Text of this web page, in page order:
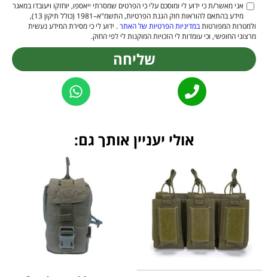
אני מאשר/ת כי ידוע לי ומוסכם עלי כי הפרטים שמסרתי ייאספו, יוחזקו ויעובדו במאגר
מידע בהתאם להוראות חוק הגנת הפרטיות, התשמ"א–1981 (כולל תיקון 13),
ולמטרות המפורטותבמדיניות הפרטיות של האתר. ידוע לי כי מסירת המידע נעשית
מרצוני החופשי, וכי עומדות לי הזכויות המוקנות לי לפי החוק.
שליחה
אולי יעניין אותך גם: